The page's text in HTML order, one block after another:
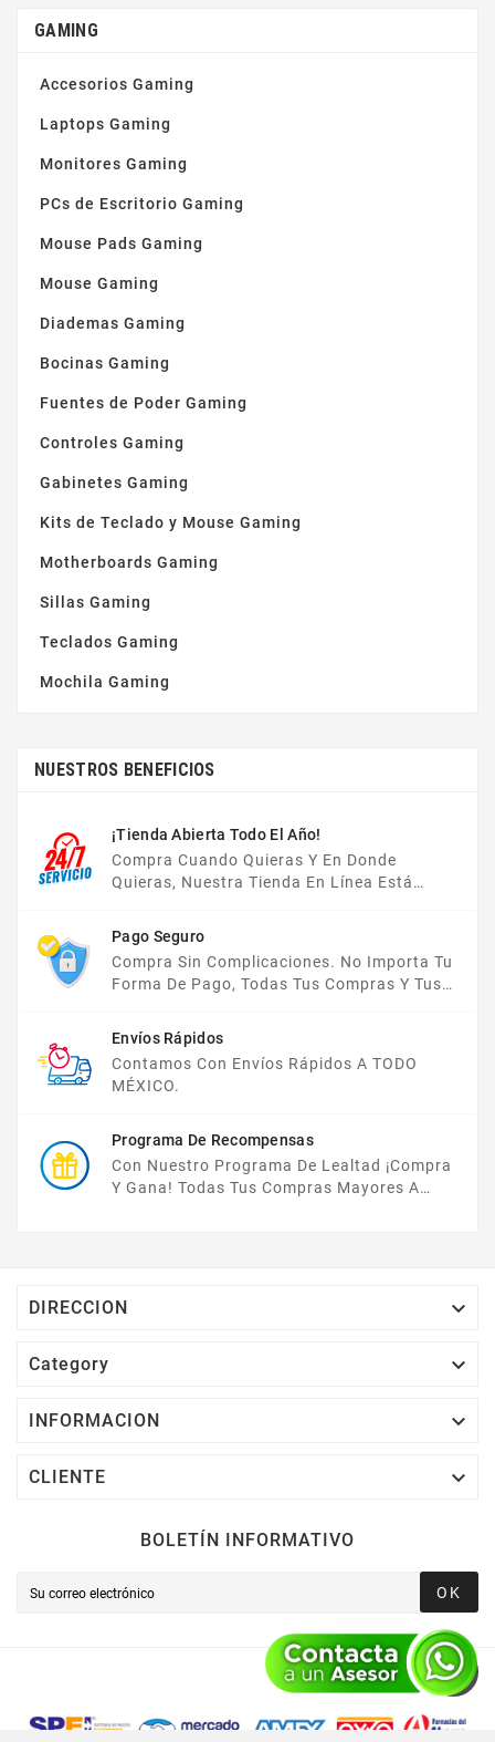
GAMING
Accesorios Gaming
Laptops Gaming
Monitores Gaming
PCs de Escritorio Gaming
Mouse Pads Gaming
Mouse Gaming
Diademas Gaming
Bocinas Gaming
Fuentes de Poder Gaming
Controles Gaming
Gabinetes Gaming
Kits de Teclado y Mouse Gaming
Motherboards Gaming
Sillas Gaming
Teclados Gaming
Mochila Gaming
NUESTROS BENEFICIOS
¡Tienda Abierta Todo El Año!
Compra Cuando Quieras Y En Donde
Quieras, Nuestra Tienda En Línea Está
Pago Seguro
Compra Sin Complicaciones. No Importa Tu
Forma De Pago, Todas Tus Compras Y Tus
Envíos Rápidos
Contamos Con Envíos Rápidos A TODO
MÉXICO.
Programa De Recompensas
Con Nuestro Programa De Lealtad ¡compra
Y Gana! Todas Tus Compras Mayores A
DIRECCION 
Category 
INFORMACION 
CLIENTE 
BOLETÍN INFORMATIVO
OK